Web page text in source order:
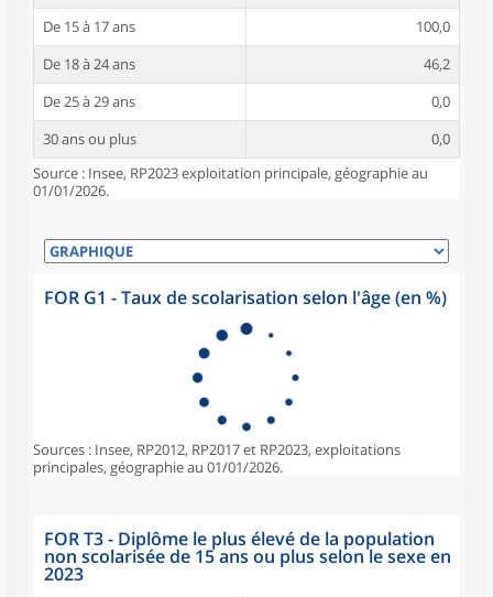
De 15 à 17 ans
100,0
De 18 à 24 ans
46,2
De 25 à 29 ans
0,0
30 ans ou plus
0,0
Source : Insee, RP2023 exploitation principale, géographie au
01/01/2026.
FOR G1 - Taux de scolarisation selon l'âge (en %)
Sources : Insee, RP2012, RP2017 et RP2023, exploitations
principales, géographie au 01/01/2026.
FOR T3 - Diplôme le plus élevé de la population
non scolarisée de 15 ans ou plus selon le sexe en
2023